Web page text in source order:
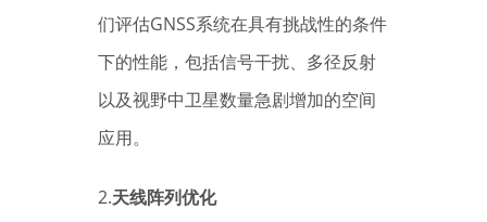
们评估GNSS系统在具有挑战性的条件
下的性能，包括信号干扰、多径反射
以及视野中卫星数量急剧增加的空间
应用。
2.天线阵列优化